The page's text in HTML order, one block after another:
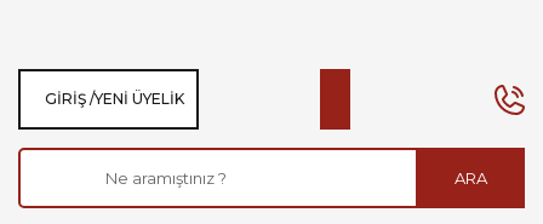
ARA
GIRIŞ /YENI ÜYELIK